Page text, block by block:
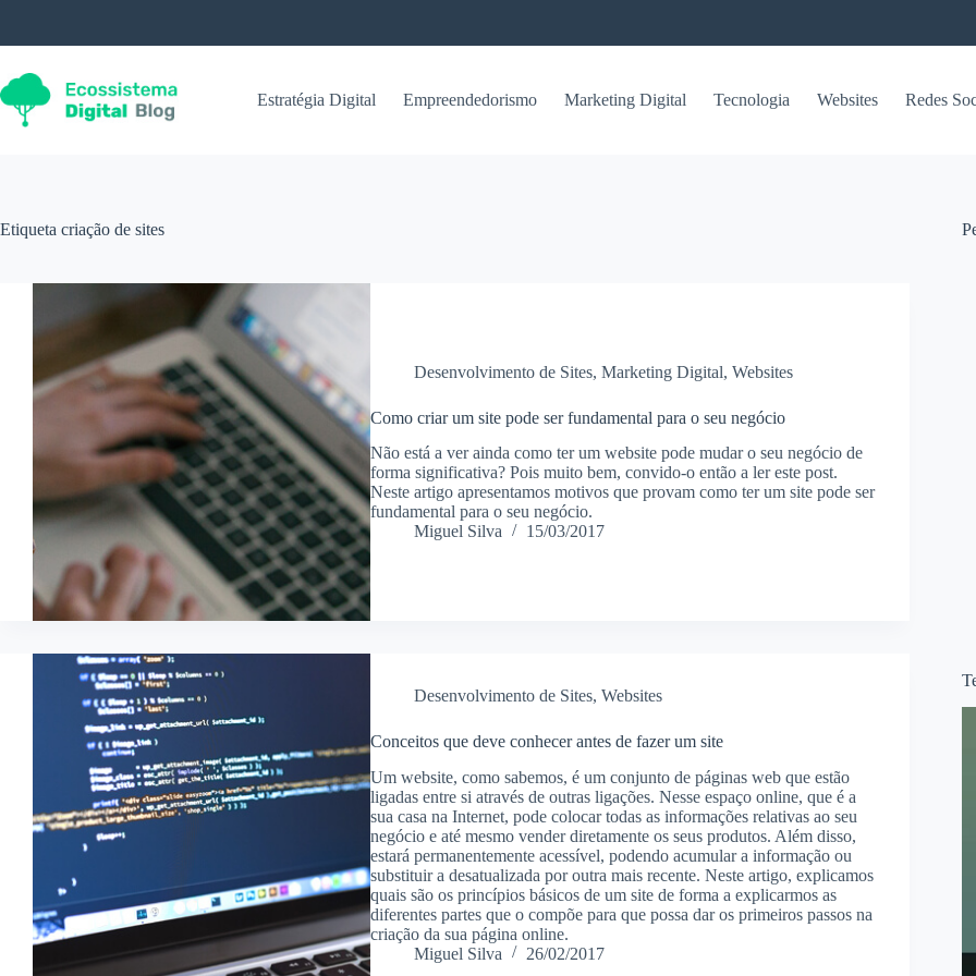
o
Estratégia Digital Empreendedorismo Marketing Digital Tecnologia Websites Redes
Etiqueta criação de sites
Desenvolvimento de Sites, Marketing Digital, Websites
Como criar um site pode ser fundamental para o seu negócio
Não está a ver ainda como ter um website pode mudar o seu negócio de
forma significativa? Pois muito bem, convido-o então a ler este post.
Neste artigo apresentamos motivos que provam como ter um site pode ser
fundamental para o seu negócio.
Miguel Silva
15/03/2017
Desenvolvimento de Sites, Websites
Conceitos que deve conhecer antes de fazer um site
Um website, como sabemos, é um conjunto de páginas web que estão
ligadas entre si através de outras ligações. Nesse espaço online, que é a
sua casa na Internet, pode colocar todas as informações relativas ao seu
negócio e até mesmo vender diretamente os seus produtos. Além disso,
estará permanentemente acessível, podendo acumular a informação ou
substituir a desatualizada por outra mais recente. Neste artigo, explicamos
quais são os princípios básicos de um site de forma a explicarmos as
diferentes partes que o compõe para que possa dar os primeiros passos na
criação da sua página online.
Miguel Silva
26/02/2017